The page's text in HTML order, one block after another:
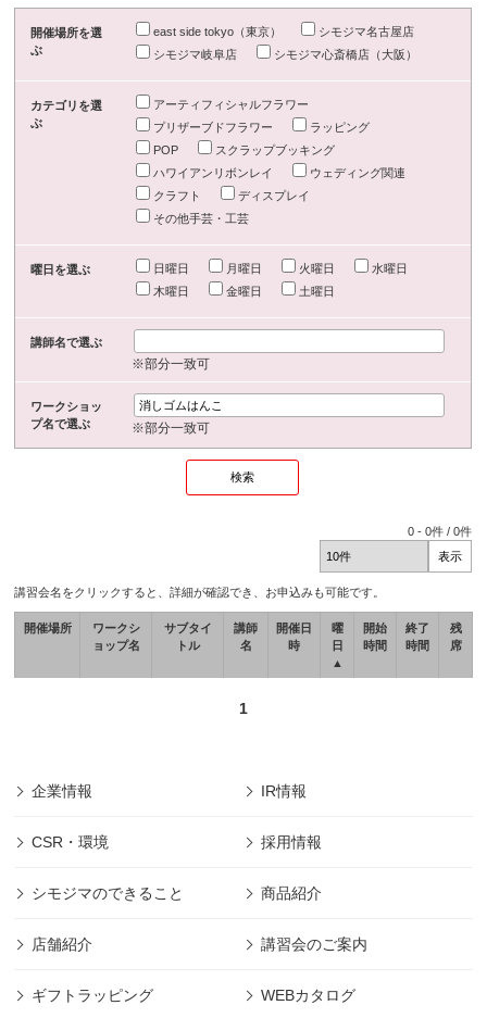
開催場所を選
ぶ
east side tokyo（東京）
シモジマ名古屋店
シモジマ岐阜店
シモジマ心斎橋店（大阪）
カテゴリを選
ぶ
アーティフィシャルフラワー
プリザーブドフラワー
ラッピング
POP
スクラップブッキング
ハワイアンリボンレイ
ウェディング関連
クラフト
ディスプレイ
その他手芸・工芸
曜日を選ぶ 日曜日 月曜日 火曜日
水曜日
木曜日
金曜日 土曜日
講師名で選ぶ
※部分一致可
ワークショッ
プ名で選ぶ
※部分一致可
0 -0件 /0件
講習会名をクリックすると、詳細が確認でき、お申込みも可能です。
開催場所
ワークシ
ョップ名
サブタイ
トル
講師
名
開催日
時
曜
日
▲
開始
時間
終了
時間
残
席
1
企業情報 IR情報
CSR・環境 採用情報
シモジマのできること 商品紹介
店舗紹介 講習会のご案内
ギフトラッピング WEBカタログ